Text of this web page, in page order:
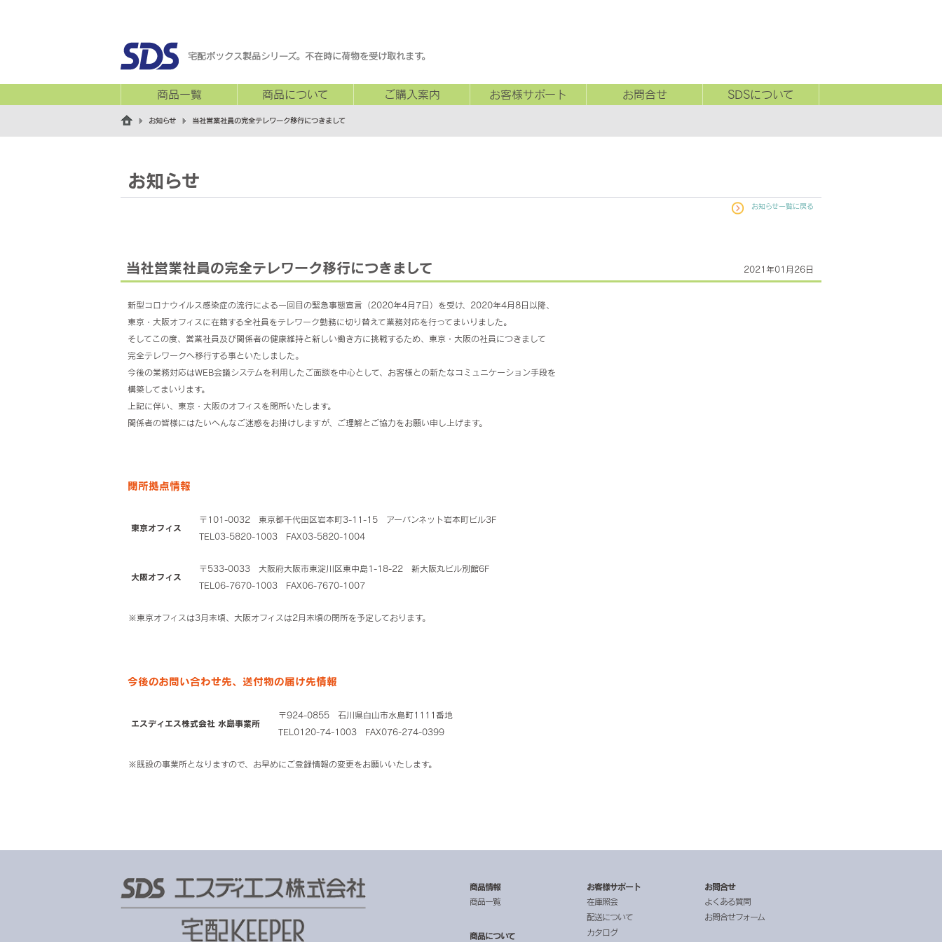
宅配ボックス製品シリーズ。不在時に荷物を受け取れます。
商品一覧 商品について ご購入案内 お客様サポート お問合せ SDSについて
お知らせ 当社営業社員の完全テレワーク移行につきまして
お知らせ
お知らせ一覧に戻る
当社営業社員の完全テレワーク移行につきまして 2021年01月26日
新型コロナウイルス感染症の流行による一回目の緊急事態宣言（2020年4月7日）を受け、2020年4月8日以降、
東京・大阪オフィスに在籍する全社員をテレワーク勤務に切り替えて業務対応を行ってまいりました。
そしてこの度、営業社員及び関係者の健康維持と新しい働き方に挑戦するため、東京・大阪の社員につきまして
完全テレワークへ移行する事といたしました。
今後の業務対応はWEB会議システムを利用したご面談を中心として、お客様との新たなコミュニケーション手段を
構築してまいります。
上記に伴い、東京・大阪のオフィスを閉所いたします。
関係者の皆様にはたいへんなご迷惑をお掛けしますが、ご理解とご協力をお願い申し上げます。
閉所拠点情報
東京オフィス
〒101-0032 東京都千代田区岩本町3-11-15 アーバンネット岩本町ビル3F
TEL03-5820-1003 FAX03-5820-1004
大阪オフィス
〒533-0033 大阪府大阪市東淀川区東中島1-18-22 新大阪丸ビル別館6F
TEL06-7670-1003 FAX06-7670-1007
※東京オフィスは3月末頃、大阪オフィスは2月末頃の閉所を予定しております。
今後のお問い合わせ先、送付物の届け先情報
エスディエス株式会社 水島事業所
〒924-0855 石川県白山市水島町1111番地
TEL0120-74-1003 FAX076-274-0399
※既設の事業所となりますので、お早めにご登録情報の変更をお願いいたします。
商品情報
商品一覧
商品について
お客様サポート
在庫照会
配送について
カタログ
お問合せ
よくある質問
お問合せフォーム